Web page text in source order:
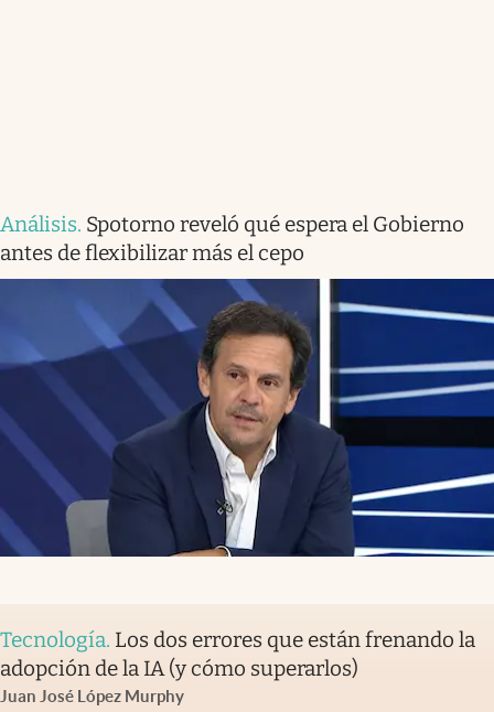
Análisis. Spotorno reveló qué espera el Gobierno
antes de flexibilizar más el cepo
Tecnología. Los dos errores que están frenando la
adopción de la IA (y cómo superarlos)
Juan José López Murphy